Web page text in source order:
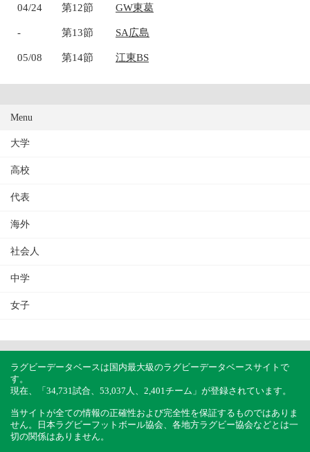
04/24 第12節 GW東葛
- 第13節 SA広島
05/08 第14節 江東BS
Menu
大学
高校
代表
海外
社会人
中学
女子
ラグビーデータベースは国内最大級のラグビーデータベースサイトで
す。
現在、「34,731試合、53,037人、2,401チーム」が登録されています。
当サイトが全ての情報の正確性および完全性を保証するものではありま
せん。日本ラグビーフットボール協会、各地方ラグビー協会などとは一
切の関係はありません。